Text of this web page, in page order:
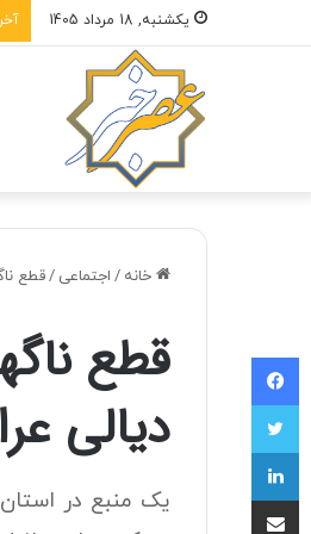
یکشنبه, 18 مرداد 1405
خانه / اجتماعی /قطع
قطع
دیالی
یک منبع در استان